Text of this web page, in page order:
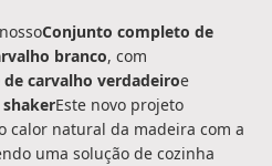
Conjunto completo de
branco, com
carvalho verdadeiroe
Este novo projeto
calor natural da madeira com a
uma solução de cozinha